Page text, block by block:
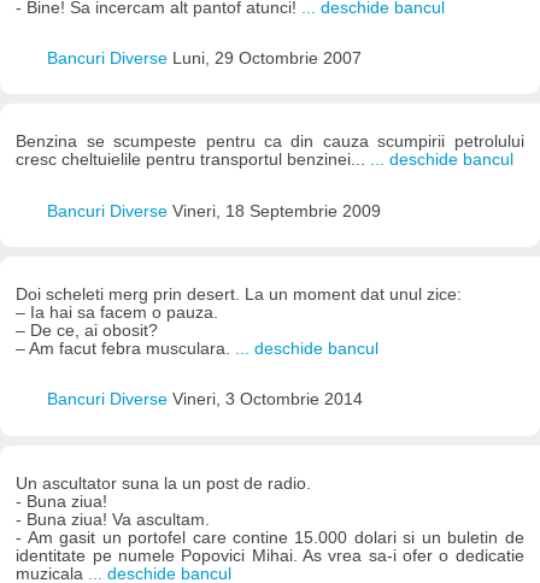
- Bine! Sa incercam alt pantof atunci!
... deschide bancul
Bancuri Diverse Luni, 29 Octombrie 2007
Benzina se scumpeste pentru ca din cauza scumpirii petrolului
cresc cheltuielile pentru transportul benzinei... ... deschide bancul
Bancuri Diverse Vineri, 18 Septembrie 2009
Doi scheleti merg prin desert. La un moment dat unul zice:
– Ia hai sa facem o pauza.
– De ce, ai obosit?
– Am facut febra musculara. ... deschide bancul
Bancuri Diverse Vineri, 3 Octombrie 2014
Un ascultator suna la un post de radio.
- Buna ziua!
- Buna ziua! Va ascultam.
- Am gasit un portofel care contine 15.000 dolari si un buletin de
identitate pe numele Popovici Mihai. As vrea sa-i ofer o dedicatie
muzicala
... deschide bancul